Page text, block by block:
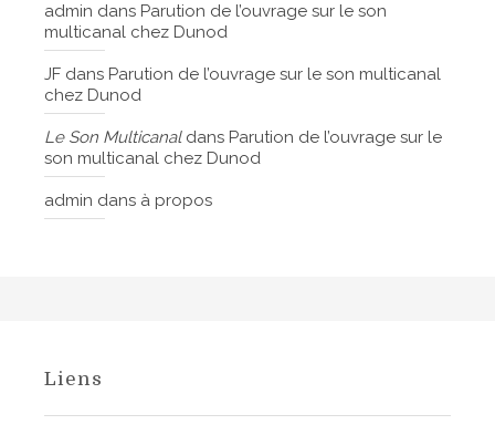
admin dans Parution de l’ouvrage sur le son
multicanal chez Dunod
JF dans Parution de l’ouvrage sur le son multicanal
chez Dunod
Le Son Multicanaldans Parution de l’ouvrage sur le
son multicanal chez Dunod
admin dans à propos
Liens